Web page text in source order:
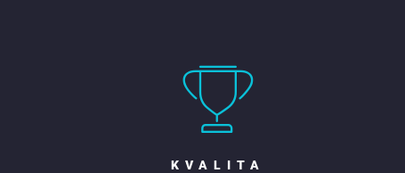
KVALITA